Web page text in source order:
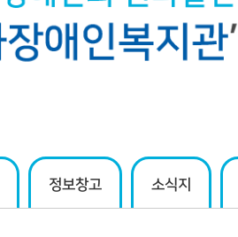
정보창고 소식지